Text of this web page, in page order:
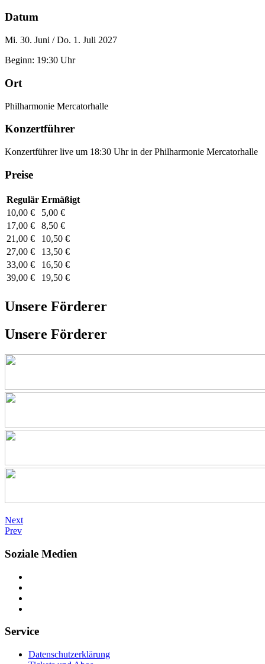
Datum
Mi. 30. Juni / Do. 1. Juli 2027
Beginn: 19:30 Uhr
Ort
Philharmonie Mercatorhalle
Konzertführer
Konzertführer live um 18:30 Uhr in der Philharmonie Mercatorhalle
Preise
Regulär Ermäßigt
10,00 €
5,00 €
17,00 €
8,50 €
21,00 €
10,50 €
27,00 €
13,50 €
33,00 €
16,50 €
39,00 €
19,50 €
Unsere Förderer
Unsere Förderer
Next
Prev
Soziale Medien
Service
Datenschutzerklärung